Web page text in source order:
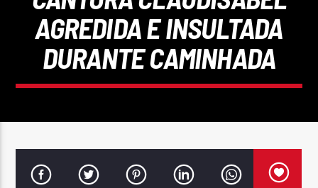
SEMPRE TE AVISEI
AGREDIDA E INSULTADA
DURANTE CAMINHADA